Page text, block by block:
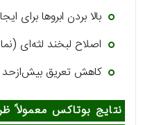
بالا بردن ابروها برای
اصلاح لبخند لثه‌ای
کاهش تعریق